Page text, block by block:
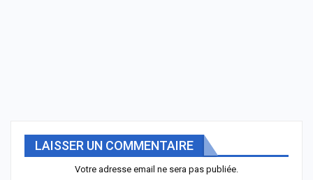
LAISSER UN COMMENTAIRE
Votre adresse email ne sera pas publiée.